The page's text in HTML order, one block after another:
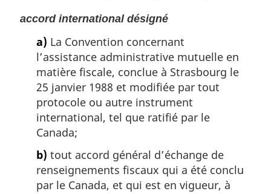
accord international désigné
a) La Convention concernant
l’assistance administrative mutuelle en
matière fiscale, conclue à Strasbourg le
25 janvier 1988 et modifiée par tout
protocole ou autre instrument
international, tel que ratifié par le
Canada;
b) tout accord général d’échange de
renseignements fiscaux qui a été conclu
par le Canada, et qui est en vigueur, à